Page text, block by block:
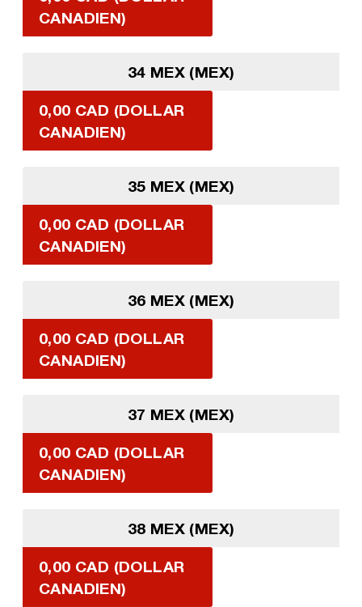
CANADIEN)
34 MEX (MEX)
0,00 CAD (DOLLAR
CANADIEN)
35 MEX (MEX)
0,00 CAD (DOLLAR
CANADIEN)
36 MEX (MEX)
0,00 CAD (DOLLAR
CANADIEN)
37 MEX (MEX)
0,00 CAD (DOLLAR
CANADIEN)
38 MEX (MEX)
0,00 CAD (DOLLAR
CANADIEN)